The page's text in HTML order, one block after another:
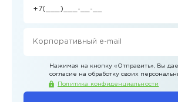
Нажимая на кнопку «Отправить»
, Вы
согласие на обработку своих
Политика конфиденциальности